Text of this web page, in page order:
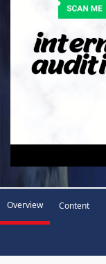
Overview Content